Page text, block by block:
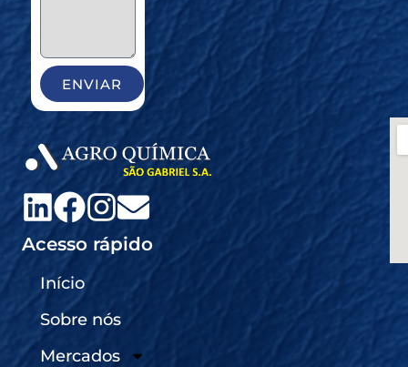
ENVIAR
Acesso rápido
Início
Sobre nós
Mercados